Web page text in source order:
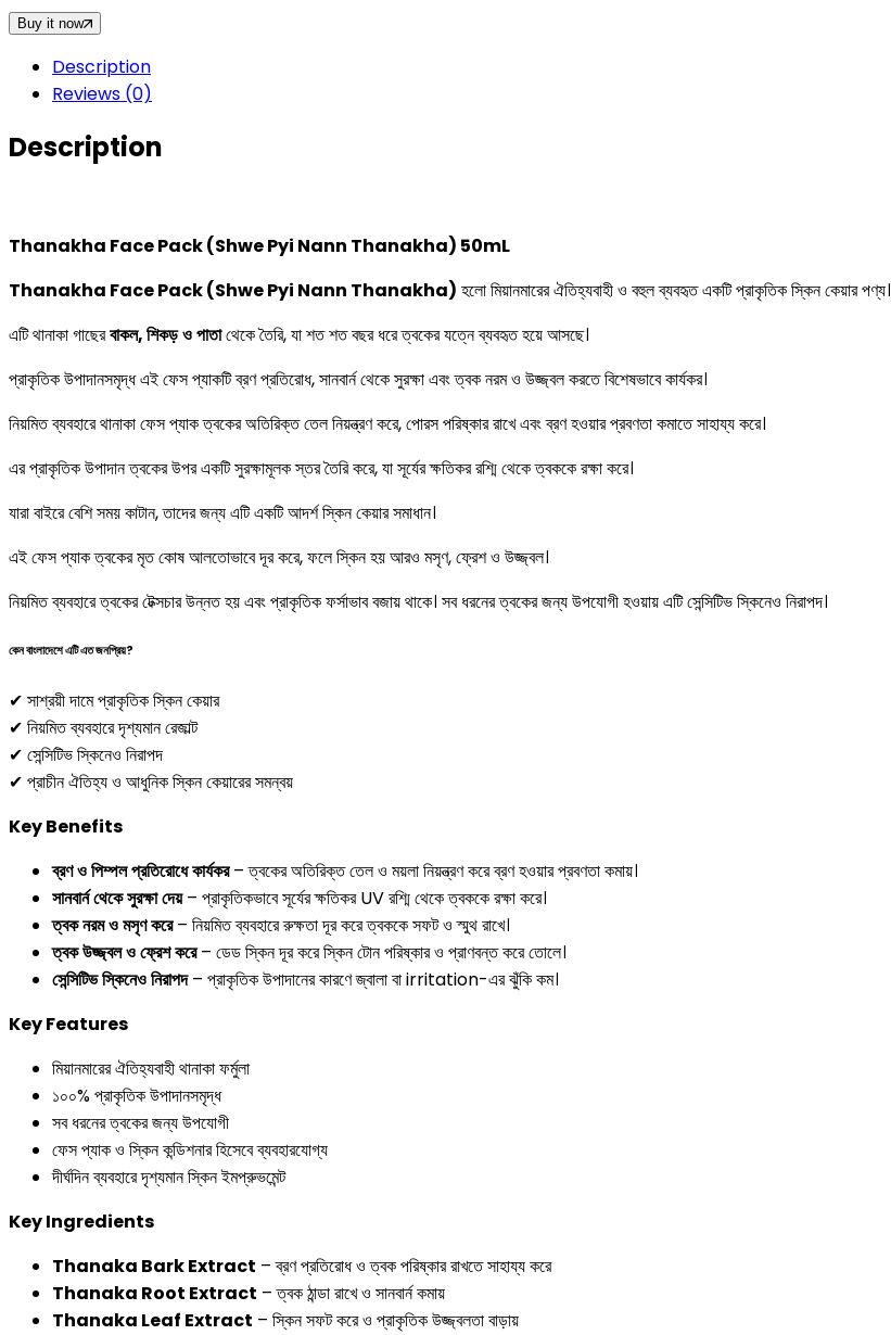
Pyi
Thanakha)
50mL
quantity
Buy it now
Description
Reviews (0)
Description
Thanakha Face Pack (Shwe Pyi Nann Thanakha) 50mL
Thanakha Face Pack (Shwe Pyi Nann Thanakha) হলো মিয়ানমারের ঐতিহ্যবাহী ও বহুল ব্যবহৃত একটি প্রাকৃতিক স্কিন কেয়ার পণ্য।
এটি থানাকা গাছেরবাকল,শিকড়ওপাতাথেকে তৈরি, যা শত শত বছর ধরে ত্বকের যত্নে ব্যবহৃত হয়ে আসছে।
প্রাকৃতিক উপাদানসমৃদ্ধ এই ফেস প্যাকটি ব্রণ প্রতিরোধ, সানবার্ন থেকে সুরক্ষা এবং ত্বক নরম ও উজ্জ্বল করতে বিশেষভাবে কার্যকর।
নিয়মিত ব্যবহারে থানাকা ফেস প্যাক ত্বকের অতিরিক্ত তেল নিয়ন্ত্রণ করে, পোরস পরিষ্কার রাখে এবং ব্রণ হওয়ার প্রবণতা কমাতে সাহায্য করে।
এর প্রাকৃতিক উপাদান ত্বকের উপর একটি সুরক্ষামূলক স্তর তৈরি করে, যা সূর্যের ক্ষতিকর রশ্মি থেকে ত্বককে রক্ষা করে।
যারা বাইরে বেশি সময় কাটান, তাদের জন্য এটি একটি আদর্শ স্কিন কেয়ার সমাধান।
এই ফেস প্যাক ত্বকের মৃত কোষ আলতোভাবে দূর করে, ফলে স্কিন হয় আরও মসৃণ, ফ্রেশ ও উজ্জ্বল।
নিয়মিত ব্যবহারে ত্বকের টেক্সচার উন্নত হয় এবং প্রাকৃতিক ফর্সাভাব বজায় থাকে। সব ধরনের ত্বকের জন্য উপযোগী হওয়ায় এটি সেন্সিটিভ স্কিনেও নিরাপদ।
কেন বাংলাদেশে এটি এত জনপ্রিয়?
✔ সাশ্রয়ী দামে প্রাকৃতিক স্কিন কেয়ার
✔ নিয়মিত ব্যবহারে দৃশ্যমান রেজাল্ট
✔ সেন্সিটিভ স্কিনেও নিরাপদ
✔ প্রাচীন ঐতিহ্য ও আধুনিক স্কিন কেয়ারের সমন্বয়
Key Benefits
ব্রণওপিম্পলপ্রতিরোধেকার্যকর– ত্বকের অতিরিক্ত তেল ও ময়লা নিয়ন্ত্রণ করে ব্রণ হওয়ার প্রবণতা কমায়।
সানবার্নথেকেসুরক্ষাদেয়– প্রাকৃতিকভাবে সূর্যের ক্ষতিকর UV রশ্মি থেকে ত্বককে রক্ষা করে।
ত্বকনরমওমসৃণকরে– নিয়মিত ব্যবহারে রুক্ষতা দূর করে ত্বককে সফট ও স্মুথ রাখে।
ত্বকউজ্জ্বলওফ্রেশকরে– ডেড স্কিন দূর করে স্কিন টোন পরিষ্কার ও প্রাণবন্ত করে তোলে।
সেন্সিটিভস্কিনেওনিরাপদ– প্রাকৃতিক উপাদানের কারণে জ্বালা বা irritation-এর ঝুঁকি কম।
Key Features
মিয়ানমারের ঐতিহ্যবাহী থানাকা ফর্মুলা
১০০% প্রাকৃতিক উপাদানসমৃদ্ধ
সব ধরনের ত্বকের জন্য উপযোগী
ফেস প্যাক ও স্কিন কন্ডিশনার হিসেবে ব্যবহারযোগ্য
দীর্ঘদিন ব্যবহারে দৃশ্যমান স্কিন ইমপ্রুভমেন্ট
Key Ingredients
Thanaka Bark Extract – ব্রণ প্রতিরোধ ও ত্বক পরিষ্কার রাখতে সাহায্য করে
Thanaka Root Extract – ত্বক ঠান্ডা রাখে ও সানবার্ন কমায়
Thanaka Leaf Extract – স্কিন সফট করে ও প্রাকৃতিক উজ্জ্বলতা বাড়ায়